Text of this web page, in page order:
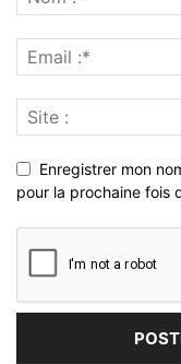
Enregistrer mon
pour la prochaine fois